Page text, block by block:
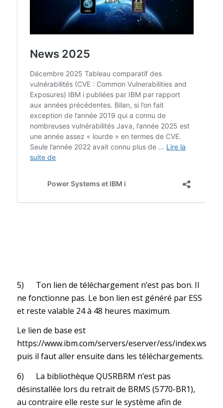
5) Ton lien de téléchargement n’est pas bon. Il
ne fonctionne pas. Le bon lien est généré par ESS
et reste valable 24 à 48 heures maximum.
Le lien de base est
https://www.ibm.com/servers/eserver/ess/index.wss
puis il faut aller ensuite dans les téléchargements.
6) La bibliothèque QUSRBRM n’est pas
désinstallée lors du retrait de BRMS (5770-BR1),
au contraire elle reste sur le système afin de